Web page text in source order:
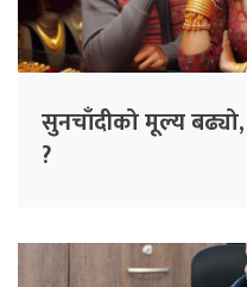
सुनचाँदीको मूल्य
?